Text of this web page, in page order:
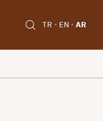
AR
EN
TR